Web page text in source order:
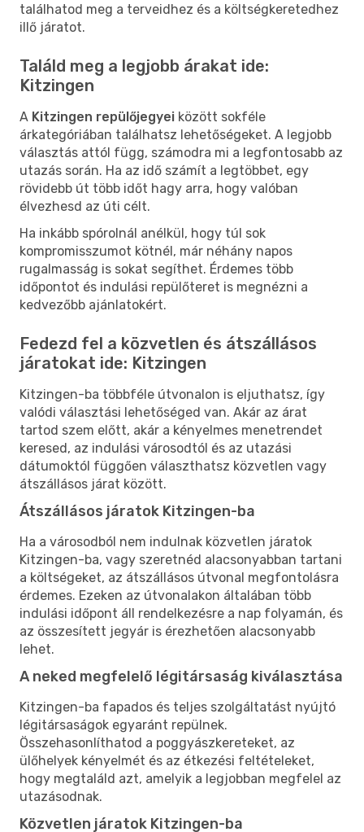
találhatod meg a terveidhez és a költségkeretedhez
illő járatot.
Találd meg a legjobb árakat ide:
Kitzingen
A Kitzingen repülőjegyei között sokféle
árkategóriában találhatsz lehetőségeket. A legjobb
választás attól függ, számodra mi a legfontosabb az
utazás során. Ha az idő számít a legtöbbet, egy
rövidebb út több időt hagy arra, hogy valóban
élvezhesd az úti célt.
Ha inkább spórolnál anélkül, hogy túl sok
kompromisszumot kötnél, már néhány napos
rugalmasság is sokat segíthet. Érdemes több
időpontot és indulási repülőteret is megnézni a
kedvezőbb ajánlatokért.
Fedezd fel a közvetlen és átszállásos
járatokat ide: Kitzingen
Kitzingen-ba többféle útvonalon is eljuthatsz, így
valódi választási lehetőséged van. Akár az árat
tartod szem előtt, akár a kényelmes menetrendet
keresed, az indulási városodtól és az utazási
dátumoktól függően választhatsz közvetlen vagy
átszállásos járat között.
Átszállásos járatok Kitzingen-ba
Ha a városodból nem indulnak közvetlen járatok
Kitzingen-ba, vagy szeretnéd alacsonyabban tartani
a költségeket, az átszállásos útvonal megfontolásra
érdemes. Ezeken az útvonalakon általában több
indulási időpont áll rendelkezésre a nap folyamán, és
az összesített jegyár is érezhetően alacsonyabb
lehet.
A neked megfelelő légitársaság kiválasztása
Kitzingen-ba fapados és teljes szolgáltatást nyújtó
légitársaságok egyaránt repülnek.
Összehasonlíthatod a poggyászkereteket, az
ülőhelyek kényelmét és az étkezési feltételeket,
hogy megtaláld azt, amelyik a legjobban megfelel az
utazásodnak.
Közvetlen járatok Kitzingen-ba